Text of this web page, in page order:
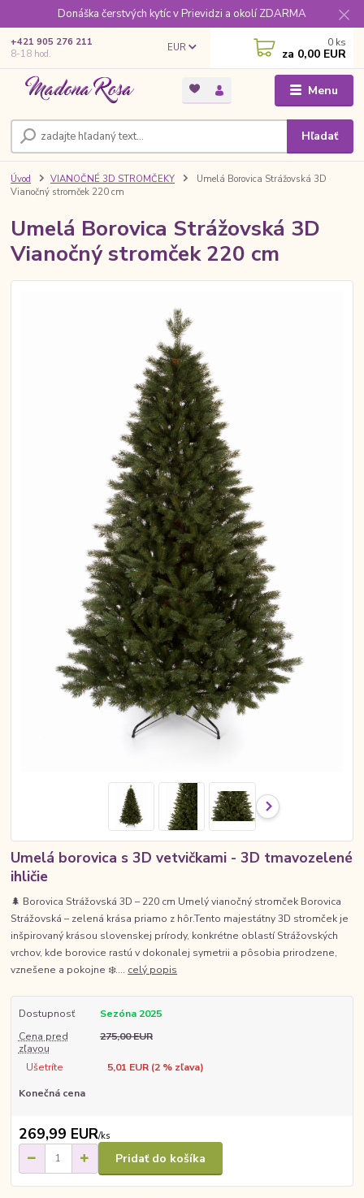
Donáška čerstvých kytíc v Prievidzi a okolí ZDARMA
Menu
EUR
Hľadať
+421 905 276 211
8-18 hod.
0 ks
za 0,00 EUR
Úvod VIANOČNÉ 3D STROMČEKY
Umelá Borovica Strážovská 3D
Vianočný stromček 220 cm
Umelá Borovica Strážovská 3D
Vianočný stromček 220 cm
Umelá borovica s 3D vetvičkami - 3D tmavozelené
ihličie
🌲 Borovica Strážovská 3D – 220 cm Umelý vianočný stromček Borovica
Strážovská – zelená krása priamo z hôr.Tento majestátny 3D stromček je
inšpirovaný krásou slovenskej prírody, konkrétne oblastí Strážovských
vrchov, kde borovice rastú v dokonalej symetrii a pôsobia prirodzene,
vznešene a pokojne ❄️.... celý popis
Dostupnosť
Sezóna 2025
Cena pred
zľavou
275,00 EUR
Ušetríte 5,01 EUR (2% zľava)
Konečná cena
269,99 EUR/ks
Pridať do košíka